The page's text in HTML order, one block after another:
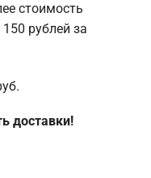
стоимость
рублей за
доставки!